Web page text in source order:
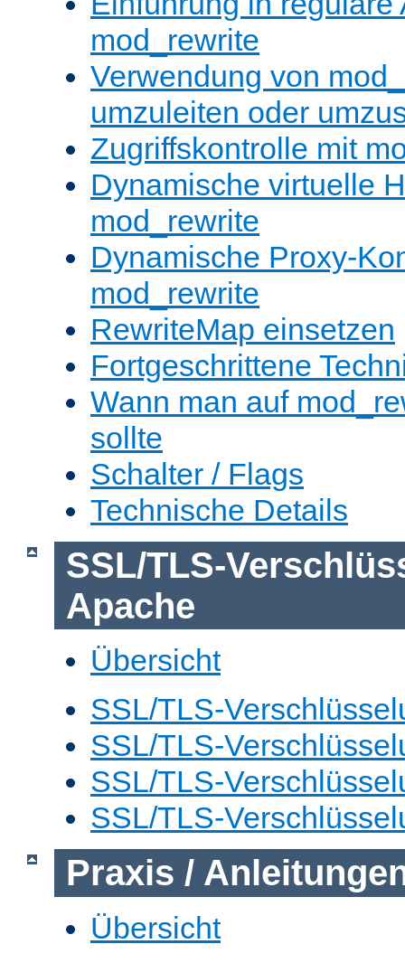
mod_rewrite
Verwendung von
umzuleiten oder
Zugriffskontrolle mit
Dynamische virtuelle
mod_rewrite
Dynamische Proxy-
mod_rewrite
RewriteMap einsetzen
Fortgeschrittene
Wann man auf
sollte
Schalter / Flags
Technische Details
SSL/TLS-
Apache
Übersicht
SSL/TLS-
SSL/TLS-
SSL/TLS-
SSL/TLS-
Praxis /
Übersicht